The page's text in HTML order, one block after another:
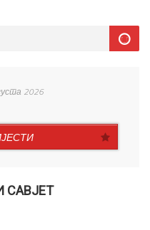
2026
САВЈЕТ